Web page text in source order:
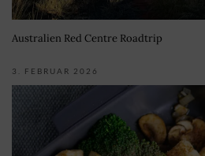
Australien Red Centre Roadtrip
3. FEBRUAR 2026